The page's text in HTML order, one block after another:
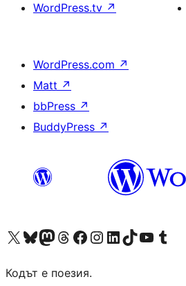
WordPress.tv ↗
WordPress.com ↗
Matt ↗
bbPress ↗
BuddyPress ↗
Visit our X (formerly Twitter) account
Visit our Bluesky account
Visit our Mastodon account
Visit our Threads account
Посетете нашата страница във Facebook
Посетете нашия профил в Instagram
Посетете нашия профил в LinkedIn
Visit our TikTok account
Visit our YouTube
Visit our
Кодът е поезия.